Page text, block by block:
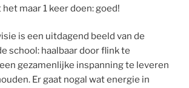
maar 1 keer doen: goed!
is een uitdagend beeld van de
school: haalbaar door flink te
gezamenlijke inspanning te leveren
Er gaat nogal wat energie in